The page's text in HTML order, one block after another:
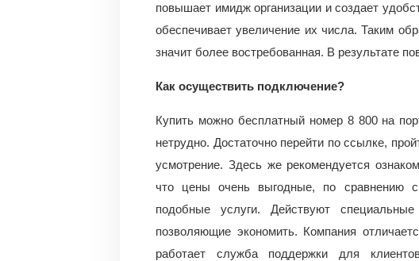
повышает имидж организации и создает
обеспечивает увеличение их числа. Таким
значит более востребованная. В результате
Как осуществить подключение?
Купить можно бесплатный номер 8 800 на
нетрудно. Достаточно перейти по ссылке,
усмотрение. Здесь же рекомендуется
что цены очень выгодные, по сравнению
подобные услуги. Действуют
позволяющие экономить. Компания
работает служба поддержки для